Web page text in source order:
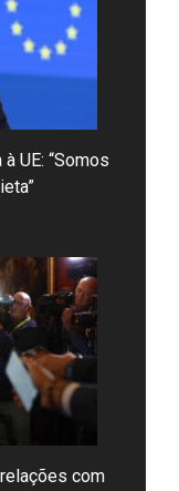
UE: “Somos
com